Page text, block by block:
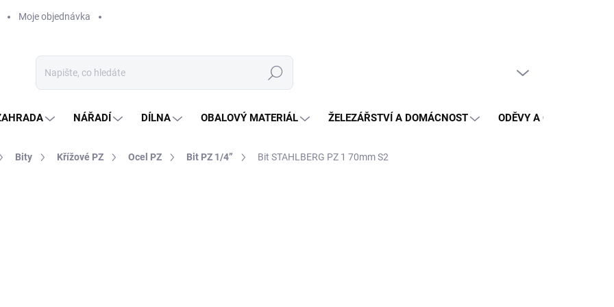
Moje objednávka
Hledat
NÁŘADÍ DÍLNA OBALOVÝ MATERIÁL ŽELEZÁŘSTVÍ A DOMÁCNOST ODĚVY A OCHRANA
Bity Křížové PZ Ocel PZ Bit PZ 1/4” Bit STAHLBERG PZ 1 70mm S2